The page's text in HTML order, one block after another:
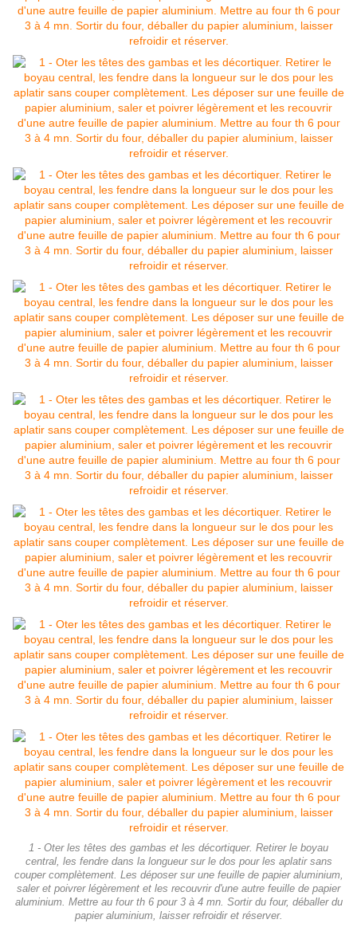
1 - Oter les têtes des gambas et les décortiquer. Retirer le boyau
central, les fendre dans la longueur sur le dos pour les aplatir sans
couper complètement. Les déposer sur une feuille de papier aluminium,
saler et poivrer légèrement et les recouvrir d'une autre feuille de papier
aluminium. Mettre au four th 6 pour 3 à 4 mn. Sortir du four, déballer du
papier aluminium, laisser refroidir et réserver.